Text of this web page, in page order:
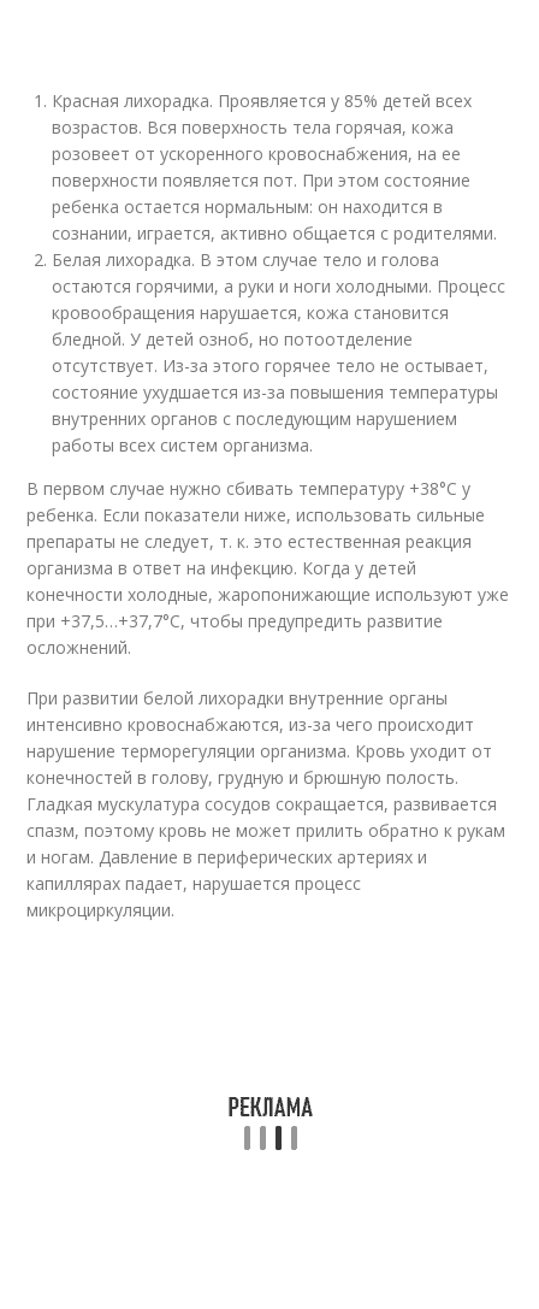
Красная лихорадка. Проявляется у 85% детей всех
возрастов. Вся поверхность тела горячая, кожа
розовеет от ускоренного кровоснабжения, на ее
поверхности появляется пот. При этом состояние
ребенка остается нормальным: он находится в
сознании, играется, активно общается с родителями.
Белая лихорадка. В этом случае тело и голова
остаются горячими, а руки и ноги холодными. Процесс
кровообращения нарушается, кожа становится
бледной. У детей озноб, но потоотделение
отсутствует. Из-за этого горячее тело не остывает,
состояние ухудшается из-за повышения температуры
внутренних органов с последующим нарушением
работы всех систем организма.
В первом случае нужно сбивать температуру +38°C у
ребенка. Если показатели ниже, использовать сильные
препараты не следует, т. к. это естественная реакция
организма в ответ на инфекцию. Когда у детей
конечности холодные, жаропонижающие используют уже
при +37,5…+37,7°C, чтобы предупредить развитие
осложнений.
При развитии белой лихорадки внутренние органы
интенсивно кровоснабжаются, из-за чего происходит
нарушение терморегуляции организма. Кровь уходит от
конечностей в голову, грудную и брюшную полость.
Гладкая мускулатура сосудов сокращается, развивается
спазм, поэтому кровь не может прилить обратно к рукам
и ногам. Давление в периферических артериях и
капиллярах падает, нарушается процесс
микроциркуляции.